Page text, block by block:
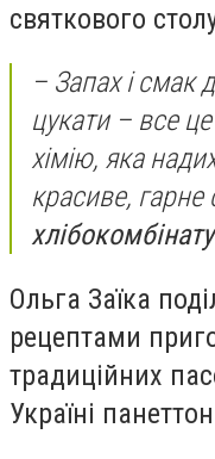
святкового
– Запах і смак
цукати – все
хімію, яка
красиве,
Ольга Заїка
рецептами
традиційних
Україні